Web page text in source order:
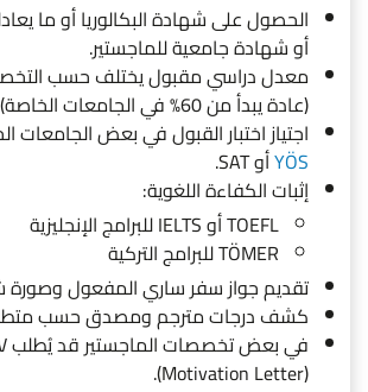
الحصول على شهادة البكالوريا أو ما
أو شهادة جامعية للماجستير.
معدل دراسي مقبول يختلف حسب
(عادة يبدأ من 60% في الجامعات الخاصة).
اجتياز اختبار القبول في بعض الجامعات
YÖSأو SAT.
إثبات الكفاءة اللغوية:
TOEFL أو IELTS للبرامج الإنجليزية
TÖMER للبرامج التركية
تقديم جواز سفر ساري المفعول
كشف درجات مترجم ومصدق حسب
(Motivation Letter).